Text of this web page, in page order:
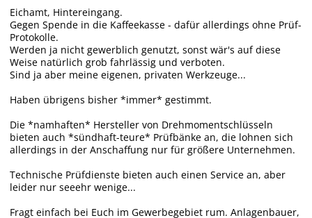
Eichamt, Hintereingang.
Gegen Spende in die Kaffeekasse - dafür allerdings ohne Prüf-
Protokolle.
Werden ja nicht gewerblich genutzt, sonst wär's auf diese
Weise natürlich grob fahrlässig und verboten.
Sind ja aber meine eigenen, privaten Werkzeuge...
Haben übrigens bisher *immer* gestimmt.
Die *namhaften* Hersteller von Drehmomentschlüsseln
bieten auch *sündhaft-teure* Prüfbänke an, die lohnen sich
allerdings in der Anschaffung nur für größere Unternehmen.
Technische Prüfdienste bieten auch einen Service an, aber
leider nur seeehr wenige...
Fragt einfach bei Euch im Gewerbegebiet rum. Anlagenbauer,